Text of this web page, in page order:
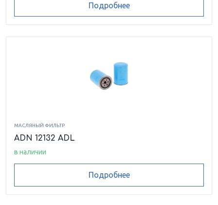
Подробнее
МАСЛЯНЫЙ ФИЛЬТР
ADN 12132 ADL
в наличии
Подробнее